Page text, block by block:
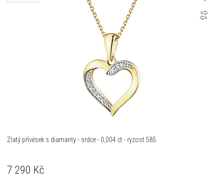
Zlatý přívěsek s diamanty - srdce - 0,004 ct - ryzost 585
7 290 Kč